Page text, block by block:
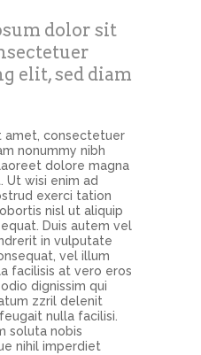
dolor sit
elit, sed diam
amet, consectetuer
nonummy nibh
dolore magna
Ut wisi enim ad
exerci tation
nisl ut aliquip
Duis autem vel
in vulputate
vel illum
facilisis at vero eros
dignissim qui
zzril delenit
nulla facilisi.
soluta nobis
nihil imperdiet